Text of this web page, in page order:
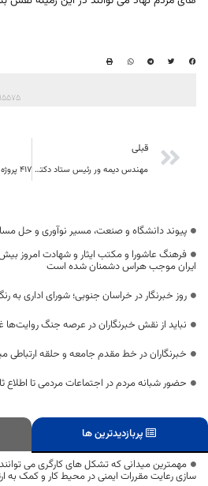
قبلی
مهندس دیمه ور رئيس ستاد دکتر روحانی در خراسان جنوبی : بعضي از مديران ميخواهند مرداني براي تمام فصول باشند
پیوند دانشگاه و صنعت، مسیر نوآوری و حل
فرهنگ عاشورا و مکتب ایثار و شهادت امروز
ایران موجب هراس دشمنان شده است
روز خبرنگار در خراسان جنوبی؛ شورای اداری به
نباید از نقش خبرنگاران در عرصه جنگ
خبرنگاران در خط مقدم جامعه و حلقه
حضور شبانه مردم در اجتماعات مردمی تا اطلاع
پربازدیدترین ها
مهمترین میدانی که تشکل های کارگری می
سازی رعایت مقررات ایمنی در محیط کار و کمک به